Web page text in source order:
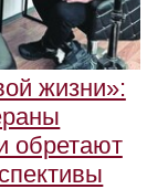
жизни»:
обретают